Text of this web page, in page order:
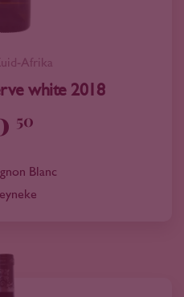
Afrika
white 2018
50
Blanc